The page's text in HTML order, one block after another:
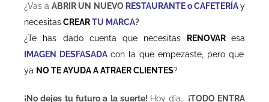
¿Vas aABRIR UN NUEVO RESTAURANTE o CAFETERÍAy
necesitasCREARTU MARCA?
¿Te has dado cuenta que necesitas RENOVAR esa
IMAGEN DESFASADA con la que empezaste, pero que
ya NO TE AYUDA A ATRAER CLIENTES?
¡No dejes tu futuro a la suerte! Hoy día… ¡TODO ENTRA